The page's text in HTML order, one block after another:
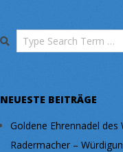
Search
NEUESTE BEITRÄGE
Goldene Ehrennadel des
Radermacher –